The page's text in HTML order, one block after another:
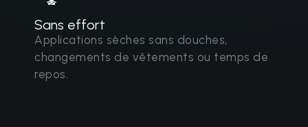
Sans effort
Applications sèches sans douches,
changements de vêtements ou temps de
repos.